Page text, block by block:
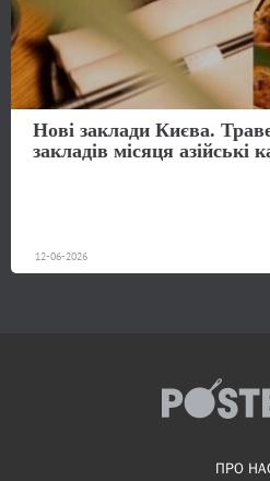
Нові заклади Києва.
закладів місяця азійські
12-06-2026
ПРО